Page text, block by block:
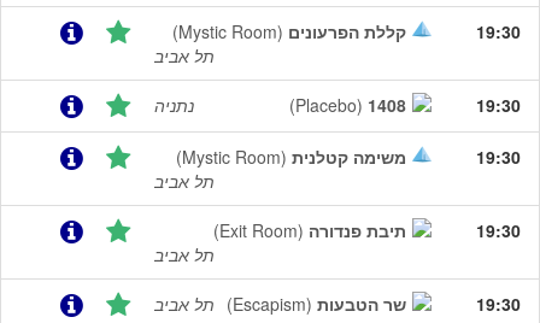
19:30 קללת הפרעונים (Mystic Room)
תל אביב
19:30
1408
(Placebo) נתניה
19:30 משימה קטלנית (Mystic Room)
תל אביב
19:30 תיבת פנדורה (Exit Room)
תל אביב
19:30 שר הטבעות (Escapism) תל אביב